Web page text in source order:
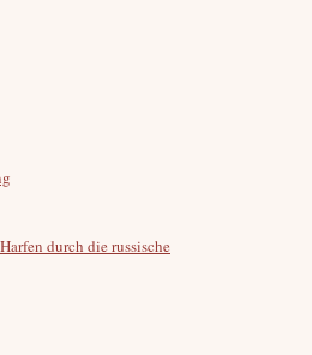
durch die russische